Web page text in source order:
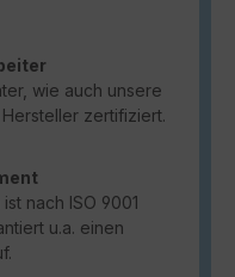
wie auch unsere
zertifiziert.
nach ISO 9001
u.a. einen